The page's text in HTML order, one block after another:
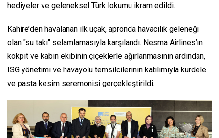
hediyeler ve geleneksel Türk lokumu ikram edildi.
Kahire’den havalanan ilk uçak, apronda havacılık geleneği
olan "su takı" selamlamasıyla karşılandı. Nesma Airlines’ın
kokpit ve kabin ekibinin çiçeklerle ağırlanmasının ardından,
ISG yönetimi ve havayolu temsilcilerinin katılımıyla kurdele
ve pasta kesim seremonisi gerçekleştirildi.